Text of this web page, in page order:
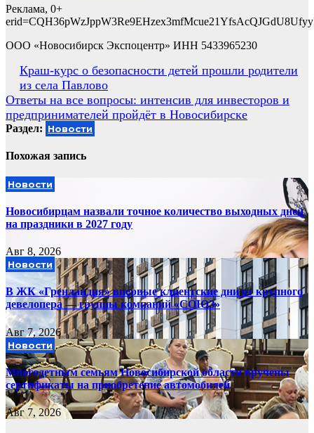
Реклама, 0+
erid=
ООО «Новосибирск Экспоцентр» ИНН 5433965230
Навигация
по
записям
Краш-курс о безопасности детей прошли родители
из села Павлово
Ответы на все вопросы: интенсив для инвесторов и
предпринимателей пройдёт в Новосибирске
Раздел: Новости
Похожая запись
Новости
Новосибирцам назвали точное количество выходных дней
на праздники в 2027 году
Авг 8, 2026
Новости
В ЖК «Гренландия» впервые клиентские дни от крупного
девелопера — группы компаний «СОЮЗ»
Авг 7, 2026
Новости
Многодетным семьям Новосибирской области вручены
сертификаты на приобретение автомобилей
Авг 7, 2026